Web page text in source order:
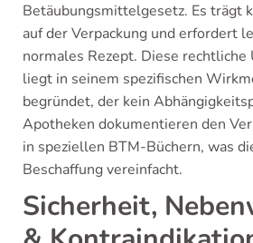
Betäubungsmittelgesetz. Es trägt
auf der Verpackung und erfordert
normales Rezept. Diese rechtliche
liegt in seinem spezifischen
begründet, der kein
Apotheken dokumentieren den
in speziellen BTM-Büchern, was
Beschaffung vereinfacht.
Sicherheit,